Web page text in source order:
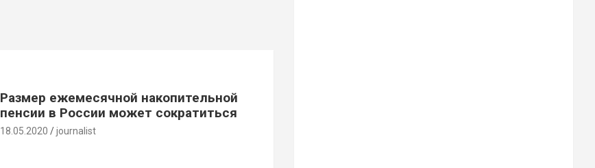
Размер ежемесячной накопительной
пенсии в России может сократиться
18.05.2020 journalist